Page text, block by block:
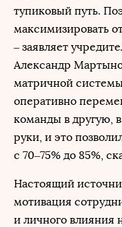
тупиковый путь.
максимизировать
– заявляет
Александр
матричной
оперативно
команды в другую,
руки, и это
с 70–75% до 85%,
Настоящий
мотивация
и личного влияния